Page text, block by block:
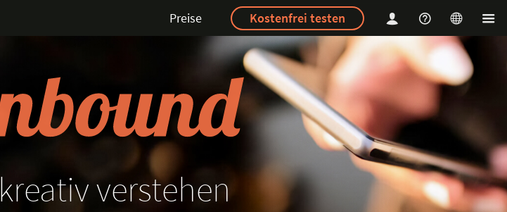
Preise Kostenfrei testen
kreativverstehen